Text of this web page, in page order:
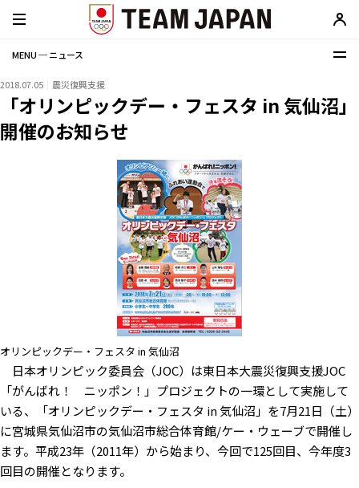
MENU ─ ニュース
2018.07.05 震災復興支援
「オリンピックデー・フェスタ in 気仙沼」
開催のお知らせ
オリンピックデー・フェスタ in 気仙沼
日本オリンピック委員会（JOC）は東日本大震災復興支援JOC
「がんばれ！ ニッポン！」プロジェクトの一環として実施して
いる、「オリンピックデー・フェスタ in 気仙沼」を7月21日（土）
に宮城県気仙沼市の気仙沼市総合体育館/ケー・ウェーブで開催し
ます。平成23年（2011年）から始まり、今回で125回目、今年度3
回目の開催となります。